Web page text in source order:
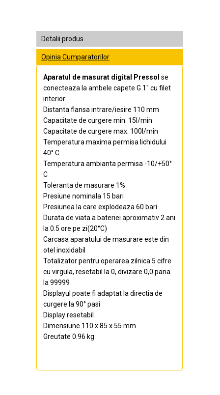
Detalii produs
Opinia Cumparatorilor
Aparatul de masurat digital Pressol se
conecteaza la ambele capete G 1" cu filet
interior.
Distanta flansa intrare/iesire 110 mm
Capacitate de curgere min. 15l/min
Capacitate de curgere max. 100l/min
Temperatura maxima permisa lichidului
40° C
Temperatura ambianta permisa -10/+50°
C
Toleranta de masurare 1%
Presiune nominala 15 bari
Presiunea la care explodeaza 60 bari
Durata de viata a bateriei aproximativ 2 ani
la 0.5 ore pe zi(20°C)
Carcasa aparatului de masurare este din
otel inoxidabil
Totalizator pentru operarea zilnica 5 cifre
cu virgula, resetabil la 0, divizare 0,0 pana
la 99999
Displayul poate fi adaptat la directia de
curgere la 90° pasi
Display resetabil
Dimensiune 110 x 85 x 55 mm
Greutate 0.96 kg